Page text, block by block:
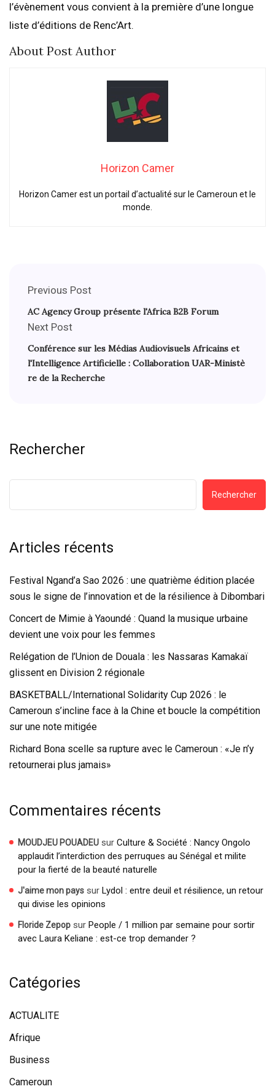
l’évènement vous convient à la première d’une longue
liste d’éditions de Renc’Art.
About Post Author
Horizon Camer
Horizon Camer est un portail d’actualité sur le Cameroun et le
monde.
Previous Post
AC Agency Group présente l'Africa B2B Forum
Next Post
Conférence sur les Médias Audiovisuels Africains et
l'Intelligence Artificielle : Collaboration UAR-Ministè
re de la Recherche
Rechercher
Rechercher
Articles récents
Festival Ngand’a Sao 2026 : une quatrième édition placée
sous le signe de l’innovation et de la résilience à Dibombari
Concert de Mimie à Yaoundé : Quand la musique urbaine
devient une voix pour les femmes
Relégation de l’Union de Douala : les Nassaras Kamakaï
glissent en Division 2 régionale
BASKETBALL/International Solidarity Cup 2026 : le
Cameroun s’incline face à la Chine et boucle la compétition
sur une note mitigée
Richard Bona scelle sa rupture avec le Cameroun : «Je n’y
retournerai plus jamais»
Commentaires récents
MOUDJEU POUADEU sur Culture & Société : Nancy Ongolo
applaudit l’interdiction des perruques au Sénégal et milite
pour la fierté de la beauté naturelle
J'aime mon pays sur Lydol : entre deuil et résilience, un retour
qui divise les opinions
Floride Zepop sur People / 1 million par semaine pour sortir
avec Laura Keliane : est-ce trop demander ?
Catégories
ACTUALITE
Afrique
Business
Cameroun